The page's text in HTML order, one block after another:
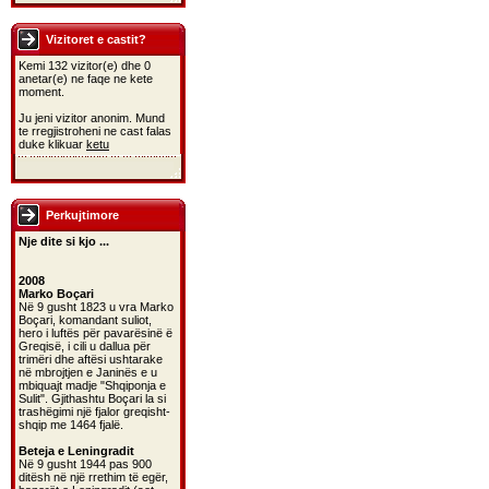
Vizitoret e castit?
Kemi 132 vizitor(e) dhe 0
anetar(e) ne faqe ne kete
moment.
Ju jeni vizitor anonim. Mund
te rregjistroheni ne cast falas
duke klikuar ketu
Perkujtimore
Nje dite si kjo ...
2008
Marko Boçari
Në 9 gusht 1823 u vra Marko
Boçari, komandant suliot,
hero i luftës për pavarësinë ë
Greqisë, i cili u dallua për
trimëri dhe aftësi ushtarake
në mbrojtjen e Janinës e u
mbiquajt madje "Shqiponja e
Sulit". Gjithashtu Boçari la si
trashëgimi një fjalor greqisht-
shqip me 1464 fjalë.
Beteja e Leningradit
Në 9 gusht 1944 pas 900
ditësh në një rrethim të egër,